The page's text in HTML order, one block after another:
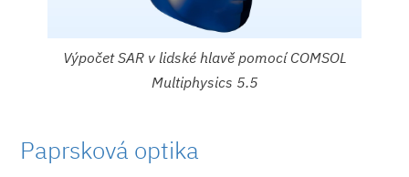
Výpočet SAR v lidské hlavě pomocí COMSOL
Multiphysics 5.5
Paprsková optika